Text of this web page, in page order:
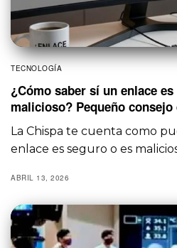
TECNOLOGÍA
¿Cómo saber sí un enlace
malicioso? Pequeño
La Chispa te cuenta como
enlace es seguro o es
ABRIL 13, 2026